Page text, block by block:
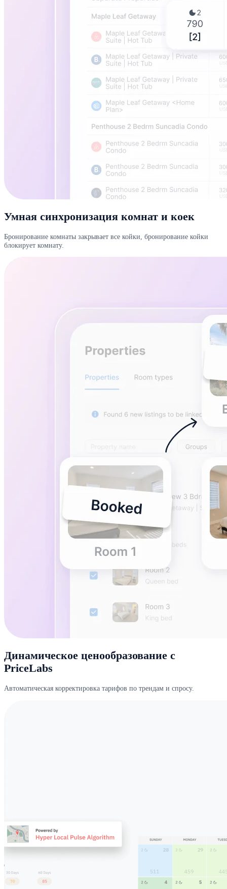
Умная синхронизация комнат и коек
Бронирование комнаты закрывает все койки, бронирование койки
блокирует комнату.
Динамическое ценообразование с
PriceLabs
Автоматическая корректировка тарифов по трендам и спросу.